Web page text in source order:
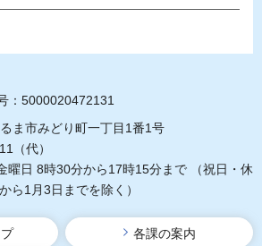
：5000020472131
ま市みどり町一丁目1番1号
（代）
曜日 8時30分から17時15分まで
（祝日・休
ら1月3日までを除く）
各課の案内